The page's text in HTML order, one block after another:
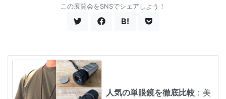
この展覧会をSNSでシェアしよう！
B!
人気の単眼鏡を徹底比較 ：美